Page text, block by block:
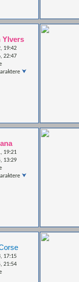
Ylvers
19:42
22:47
19:21
13:29
17:15
21:54